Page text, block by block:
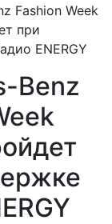
Fashion Week
при
ENERGY
Benz